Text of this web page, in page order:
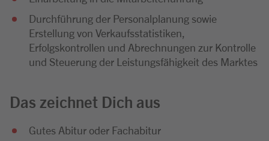
Durchführung der Personalplanung sowie
Erstellung von Verkaufsstatistiken,
Erfolgskontrollen und Abrechnungen zur Kontrolle
und Steuerung der Leistungsfähigkeit des Marktes
Das zeichnet Dich aus
Gutes Abitur oder Fachabitur